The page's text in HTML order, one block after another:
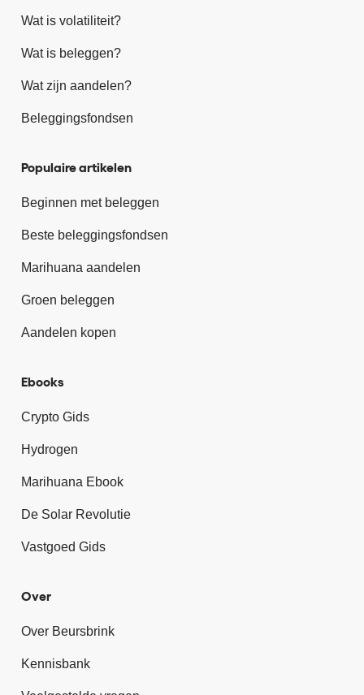
Wat is volatiliteit?
Wat is beleggen?
Wat zijn aandelen?
Beleggingsfondsen
Populaire artikelen
Beginnen met beleggen
Beste beleggingsfondsen
Marihuana aandelen
Groen beleggen
Aandelen kopen
Ebooks
Crypto Gids
Hydrogen
Marihuana Ebook
De Solar Revolutie
Vastgoed Gids
Over
Over Beursbrink
Kennisbank